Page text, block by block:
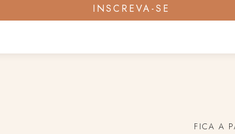
INSCREVA-SE
FICA A